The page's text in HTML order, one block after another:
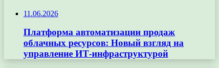
11.06.2026
Платформа автоматизации продаж
облачных ресурсов: Новый взгляд на
управление ИТ-инфраструктурой